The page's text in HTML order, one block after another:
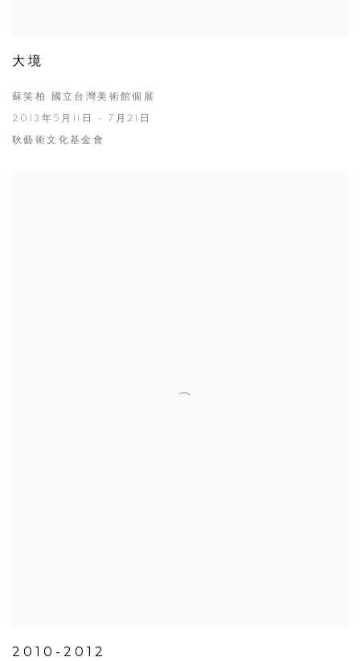
大境
蘇笑柏 國立台灣美術館個展
2013年5月11日 - 7月21日
耿藝術文化基金會
2010-2012